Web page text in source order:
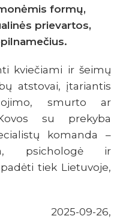
formų,
prievartos,
kviečiami ir šeimų
atstovai, įtariantis
smurto ar
su prekyba
komanda –
psichologė ir
tiek Lietuvoje,
09-26,